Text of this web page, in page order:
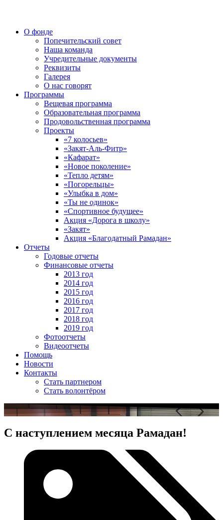
О фонде
Попечительский совет
Наша команда
Учредительные документы
Реквизиты
Галерея
О нас говорят
Программы
Вещевая программа
Образовательная программа
Продовольственная программа
Проекты
«7 колосьев»
«Закят-Аль-Фитр»
«Кафарат»
«Новое поколение»
«Тепло детям»
«Погорельцы»
«Улыбка в дом»
«Ты не одинок»
«Спортивное будущее»
Акция «Дорога в школу»
«Закят»
Акция «Благодатный Рамадан»
Отчеты
Годовые отчеты
Финансовые отчеты
2013 год
2014 год
2015 год
2016 год
2017 год
2018 год
2019 год
Фотоотчеты
Видеоотчеты
Помощь
Новости
Контакты
Стать партнером
Стать волонтёром
С наступлением месяца Рамадан!